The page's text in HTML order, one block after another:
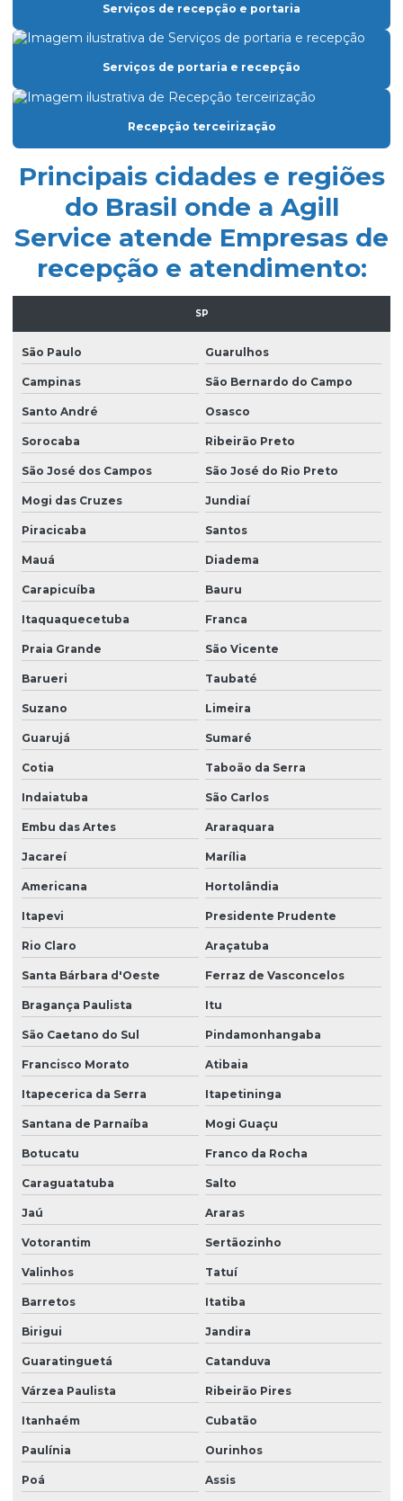
Empresa de facilities prediais
Empresa facility serviços gerais
Empresa de lavagem de fachada de vidro
Empresa de limpeza condominio
Empresa de limpeza de fachada de prédio
Empresa de limpeza de fachadas
Empresa de limpeza facility
Empresa de limpeza pós obra
Empresa de limpeza pós obra são paulo
Empresa de limpeza predial
Empresa de limpeza terceirizada
Empresa de limpeza de vidros
Empresa limpeza de vidros em altura
Empresa de limpeza de vidros e fachadas
Empresa de manutenção predial
Empresa de portaria e limpeza
Empresa de portaria e recepção
Empresa de portaria remota
Empresa de recepcionista terceirização
Empresa de serviço terceirizado
Empresa de serviços terceirizados
Empresa de serviços terceirizados de limpeza
Empresa de terceirização de limpeza
Empresa de terceirização de serviços gerais
Empresa de terceirização de serviços de limpeza
Empresa terceirização de zelador
Empresa terceirização zeladoria
Empresa terceirizada de limpeza
Empresa terceirizada portaria
Empresa de zeladoria e portaria
Empresas de limpeza zeladoria
Empresas de portaria virtual
Facilities limpeza
Facilities serviços
Facilities terceirização
Facility comercial
Facility empresa de limpeza
Facility empresa terceirizada
Facility limpeza e conservação
Facility services limpeza
Serviços de recepção e portaria
Serviços de portaria e recepção
Recepção terceirização
Principais cidades e regiões
do Brasil onde a Agill
Service atende Empresas de
recepção e atendimento:
SP
São Paulo Guarulhos
Campinas São Bernardo do Campo
Santo André Osasco
Sorocaba Ribeirão Preto
São José dos Campos São José do Rio Preto
Mogi das Cruzes Jundiaí
Piracicaba Santos
Mauá Diadema
Carapicuíba Bauru
Itaquaquecetuba Franca
Praia Grande São Vicente
Barueri Taubaté
Suzano Limeira
Guarujá Sumaré
Cotia Taboão da Serra
Indaiatuba São Carlos
Embu das Artes Araraquara
Jacareí Marília
Americana Hortolândia
Itapevi Presidente Prudente
Rio Claro Araçatuba
Santa Bárbara d'Oeste Ferraz de Vasconcelos
Bragança Paulista Itu
São Caetano do Sul Pindamonhangaba
Francisco Morato Atibaia
Itapecerica da Serra Itapetininga
Santana de Parnaíba Mogi Guaçu
Botucatu Franco da Rocha
Caraguatatuba Salto
Jaú Araras
Votorantim Sertãozinho
Valinhos Tatuí
Barretos Itatiba
Birigui Jandira
Guaratinguetá Catanduva
Várzea Paulista Ribeirão Pires
Itanhaém Cubatão
Paulínia Ourinhos
Poá Assis